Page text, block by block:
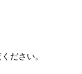
ださい。